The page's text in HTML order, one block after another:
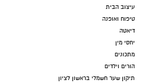
עיצוב הבית
טיפוח ואופנה
דיאטה
יחסי מין
מתכונים
הורים וילדים
תיקון שער חשמלי בראשון לציון